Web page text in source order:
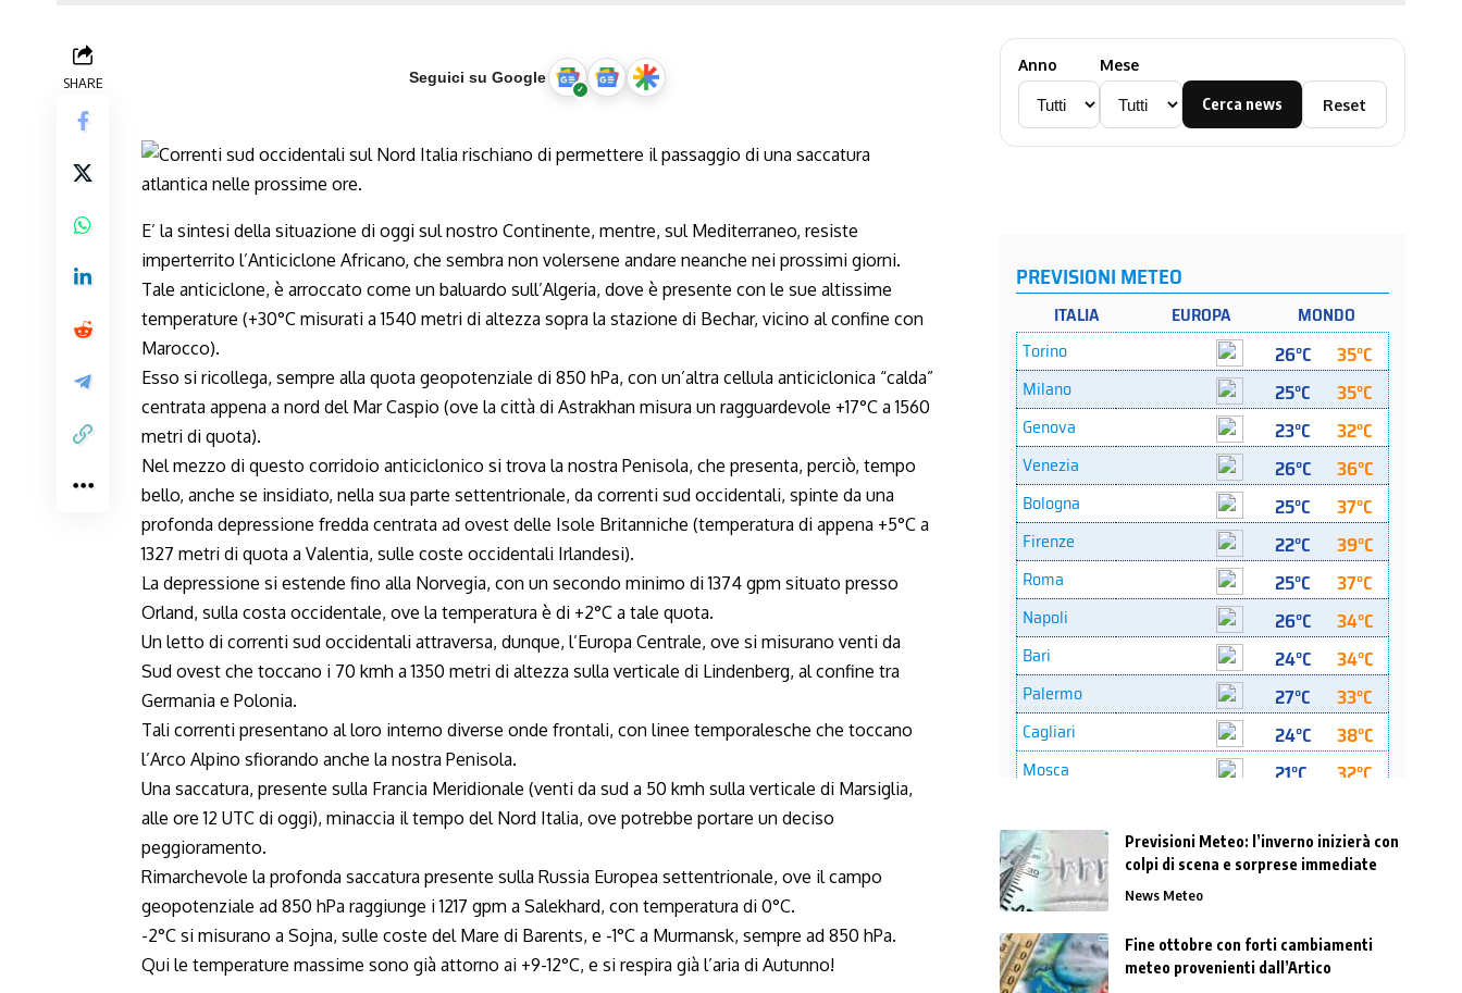
SHARE Seguici su Google
E’ la sintesi della situazione di oggi sul nostro Continente, mentre, sul Mediterraneo, resiste
imperterrito l’Anticiclone Africano, che sembra non volersene andare neanche nei prossimi giorni.
Tale anticiclone, è arroccato come un baluardo sull’Algeria, dove è presente con le sue altissime
temperature (+30°C misurati a 1540 metri di altezza sopra la stazione di Bechar, vicino al confine con
Marocco).
Esso si ricollega, sempre alla quota geopotenziale di 850 hPa, con un’altra cellula anticiclonica “calda”
centrata appena a nord del Mar Caspio (ove la città di Astrakhan misura un ragguardevole +17°C a 1560
metri di quota).
Nel mezzo di questo corridoio anticiclonico si trova la nostra Penisola, che presenta, perciò, tempo
bello, anche se insidiato, nella sua parte settentrionale, da correnti sud occidentali, spinte da una
profonda depressione fredda centrata ad ovest delle Isole Britanniche (temperatura di appena +5°C a
1327 metri di quota a Valentia, sulle coste occidentali Irlandesi).
La depressione si estende fino alla Norvegia, con un secondo minimo di 1374 gpm situato presso
Orland, sulla costa occidentale, ove la temperatura è di +2°C a tale quota.
Un letto di correnti sud occidentali attraversa, dunque, l’Europa Centrale, ove si misurano venti da
Sud ovest che toccano i 70 kmh a 1350 metri di altezza sulla verticale di Lindenberg, al confine tra
Germania e Polonia.
Tali correnti presentano al loro interno diverse onde frontali, con linee temporalesche che toccano
l’Arco Alpino sfiorando anche la nostra Penisola.
Una saccatura, presente sulla Francia Meridionale (venti da sud a 50 kmh sulla verticale di Marsiglia,
alle ore 12 UTC di oggi), minaccia il tempo del Nord Italia, ove potrebbe portare un deciso
peggioramento.
Rimarchevole la profonda saccatura presente sulla Russia Europea settentrionale, ove il campo
geopotenziale ad 850 hPa raggiunge i 1217 gpm a Salekhard, con temperatura di 0°C.
-2°C si misurano a Sojna, sulle coste del Mare di Barents, e -1°C a Murmansk, sempre ad 850 hPa.
Qui le temperature massime sono già attorno ai +9-12°C, e si respira già l’aria di Autunno!
Anno Mese
Cerca news Reset
Previsioni Meteo: l’inverno inizierà con
colpi di scena e sorprese immediate
News Meteo
Fine ottobre con forti cambiamenti
meteo provenienti dall’Artico